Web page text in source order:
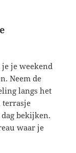
je weekend
Neem de
langs het
terrasje
bekijken.
waar je